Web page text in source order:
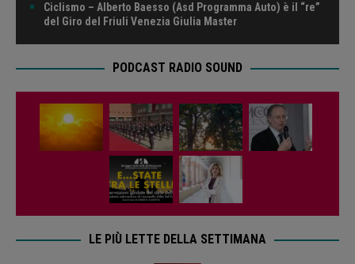
Ciclismo – Alberto Baesso (Asd Programma Auto) è il “re”
del Giro del Friuli Venezia Giulia Master
PODCAST RADIO SOUND
LE PIÙ LETTE DELLA SETTIMANA